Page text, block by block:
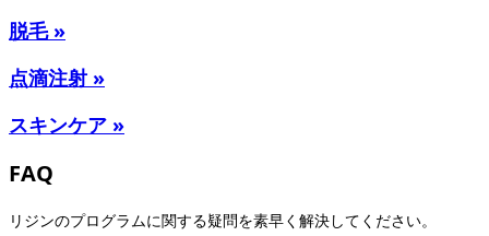
脱毛 »
点滴注射 »
スキンケア »
FAQ
リジンのプログラムに関する疑問を素早く解決してください。